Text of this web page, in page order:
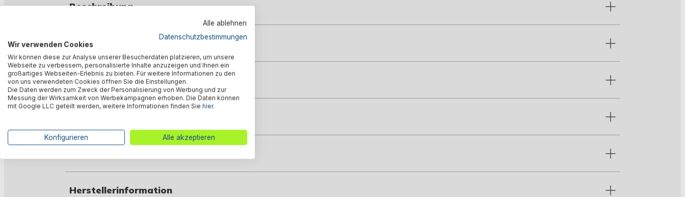
Beschreibung
Bewertungen
Technische Daten
Herstellerinformation
Alle ablehnen
Datenschutzbestimmungen
Wir verwenden Cookies
Wir können diese zur Analyse unserer Besucherdaten platzieren, um unsere
Webseite zu verbessern, personalisierte Inhalte anzuzeigen und Ihnen ein
großartiges Webseiten-Erlebnis zu bieten. Für weitere Informationen zu den
von uns verwendeten Cookies öffnen Sie die Einstellungen.
Die Daten werden zum Zweck der Personalisierung von Werbung und zur
Messung der Wirksamkeit von Werbekampagnen erhoben. Die Daten können
mit Google LLC geteilt werden, weitere Informationen finden Sie hier.
Konfigurieren Alle akzeptieren